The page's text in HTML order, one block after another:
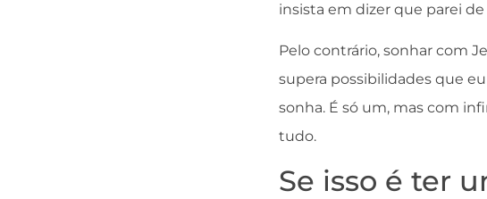
insista em dizer que parei de
Pelo contrário, sonhar com
supera possibilidades que
sonha. É só um, mas com
tudo.
Se isso é ter